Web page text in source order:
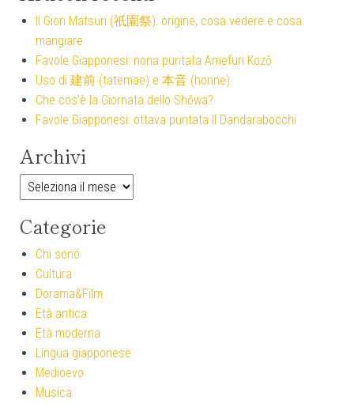
Il Gion Matsuri (祇園祭): origine, cosa vedere e cosa
mangiare
Favole Giapponesi: nona puntata Amefuri Kozō
Uso di 建前 (tatemae) e 本音 (honne)
Che cos’è la Giornata dello Shōwa?
Favole Giapponesi: ottava puntata Il Dandarabocchi
Archivi
Archivi
Categorie
Chi sono
Cultura
Dorama&Film
Età antica
Età moderna
Lingua giapponese
Medioevo
Musica